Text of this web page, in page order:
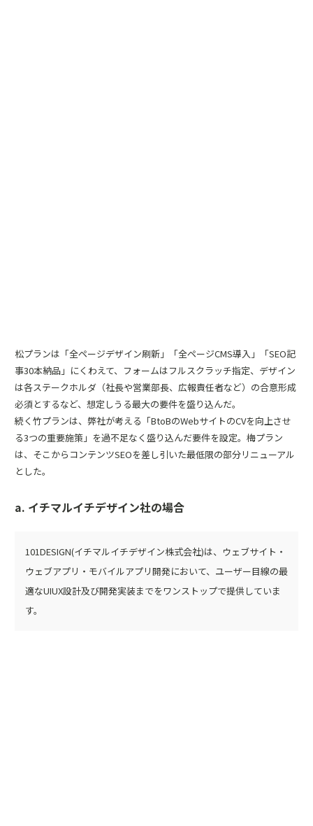
松プランは「全ページデザイン刷新」「全ページCMS導入」「SEO記
事30本納品」にくわえて、フォームはフルスクラッチ指定、デザイン
は各ステークホルダ（社長や営業部長、広報責任者など）の合意形成
必須とするなど、想定しうる最大の要件を盛り込んだ。
続く竹プランは、弊社が考える「BtoBのWebサイトのCVを向上させ
る3つの重要施策」を過不足なく盛り込んだ要件を設定。梅プラン
は、そこからコンテンツSEOを差し引いた最低限の部分リニューアル
とした。
a. イチマルイチデザイン社の場合
101DESIGN(イチマルイチデザイン株式会社)は、ウェブサイト・
ウェブアプリ・モバイルアプリ開発において、ユーザー目線の最
適なUIUX設計及び開発実装までをワンストップで提供していま
す。